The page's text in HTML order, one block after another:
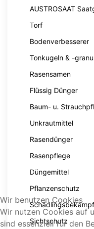
AUSTROSAAT
Torf
Bodenverbesserer
Tonkugeln & -
Rasensamen
Flüssig Dünger
Baum- u.
Unkrautmittel
Rasendünger
Rasenpflege
Düngemittel
Pflanzenschutz
Sichtschutz
Wir benutzen Cookies
Wir nutzen Cookies auf
sind essenziell für den